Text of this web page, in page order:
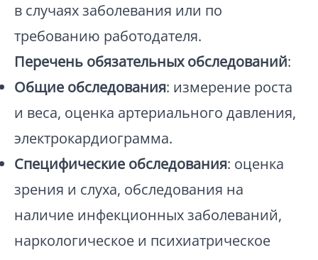
в случаях заболевания или по
требованию работодателя.
Перечень обязательных обследований:
Общие обследования: измерение роста
и веса, оценка артериального давления,
электрокардиограмма.
Специфические обследования: оценка
зрения и слуха, обследования на
наличие инфекционных заболеваний,
наркологическое и психиатрическое